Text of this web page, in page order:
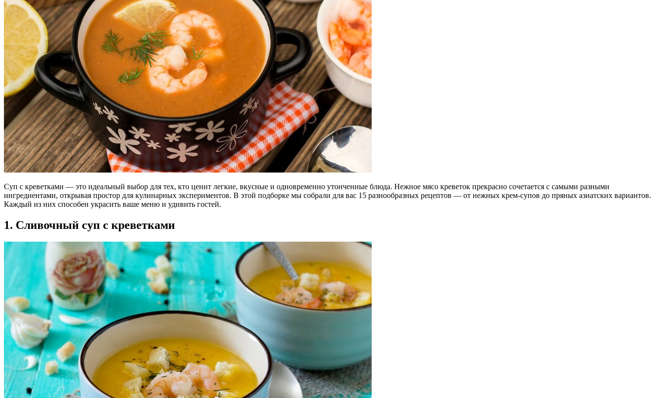
Суп с креветками — это идеальный выбор для тех, кто ценит легкие, вкусные и одновременно утонченные блюда. Нежное мясо креветок прекрасно сочетается с самыми разными
ингредиентами, открывая простор для кулинарных экспериментов. В этой подборке мы собрали для вас 15 разнообразных рецептов — от нежных крем-супов до пряных азиатских вариантов.
Каждый из них способен украсить ваше меню и удивить гостей.
1. Сливочный суп с креветками